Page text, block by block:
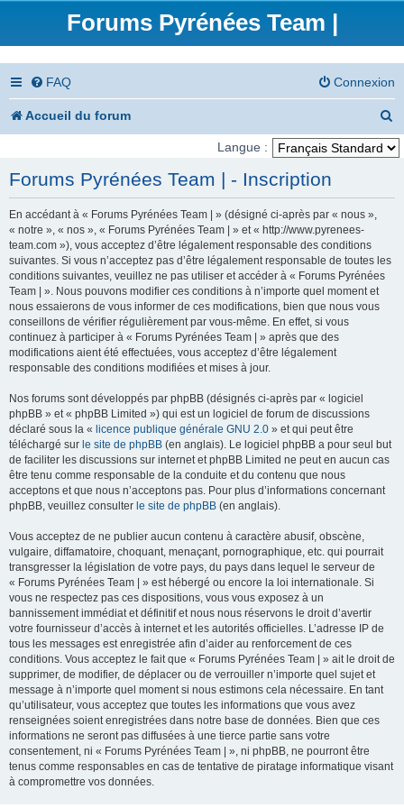
Forums Pyrénées Team |
FAQ Connexion
Accueil du forum
e
h
Langue :
Forums Pyrénées Team | - Inscription
En accédant à « Forums Pyrénées Team | » (désigné ci-après par « nous »,
« notre », « nos », « Forums Pyrénées Team | » et « http://www.pyrenees-
team.com »), vous acceptez d’être légalement responsable des conditions
suivantes. Si vous n’acceptez pas d’être légalement responsable de toutes les
conditions suivantes, veuillez ne pas utiliser et accéder à « Forums Pyrénées
Team | ». Nous pouvons modifier ces conditions à n’importe quel moment et
nous essaierons de vous informer de ces modifications, bien que nous vous
conseillons de vérifier régulièrement par vous-même. En effet, si vous
continuez à participer à « Forums Pyrénées Team | » après que des
modifications aient été effectuées, vous acceptez d’être légalement
responsable des conditions modifiées et mises à jour.
Nos forums sont développés par phpBB (désignés ci-après par « logiciel
phpBB » et « phpBB Limited ») qui est un logiciel de forum de discussions
déclaré sous la « licence publique générale GNU 2.0 » et qui peut être
téléchargé sur le site de phpBB (en anglais). Le logiciel phpBB a pour seul but
de faciliter les discussions sur internet et phpBB Limited ne peut en aucun cas
être tenu comme responsable de la conduite et du contenu que nous
acceptons et que nous n’acceptons pas. Pour plus d’informations concernant
phpBB, veuillez consulter le site de phpBB (en anglais).
Vous acceptez de ne publier aucun contenu à caractère abusif, obscène,
vulgaire, diffamatoire, choquant, menaçant, pornographique, etc. qui pourrait
transgresser la législation de votre pays, du pays dans lequel le serveur de
« Forums Pyrénées Team | » est hébergé ou encore la loi internationale. Si
vous ne respectez pas ces dispositions, vous vous exposez à un
bannissement immédiat et définitif et nous nous réservons le droit d’avertir
votre fournisseur d’accès à internet et les autorités officielles. L’adresse IP de
tous les messages est enregistrée afin d’aider au renforcement de ces
conditions. Vous acceptez le fait que « Forums Pyrénées Team | » ait le droit de
supprimer, de modifier, de déplacer ou de verrouiller n’importe quel sujet et
message à n’importe quel moment si nous estimons cela nécessaire. En tant
qu’utilisateur, vous acceptez que toutes les informations que vous avez
renseignées soient enregistrées dans notre base de données. Bien que ces
informations ne seront pas diffusées à une tierce partie sans votre
consentement, ni « Forums Pyrénées Team | », ni phpBB, ne pourront être
tenus comme responsables en cas de tentative de piratage informatique visant
à compromettre vos données.